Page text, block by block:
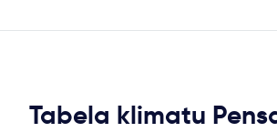
Tabela klimatu